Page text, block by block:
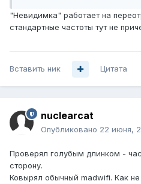
"Невидимка" работает на
стандартные частоты тут не
Вставить ник Цитата
nuclearcat
Опубликовано 22 июня,
Проверял голубым длинком -
сторону.
Ковырял обычный madwifi. Как